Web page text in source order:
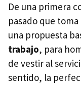
De una primera
pasado que
una propuesta
trabajo, para
de vestir al
sentido, la